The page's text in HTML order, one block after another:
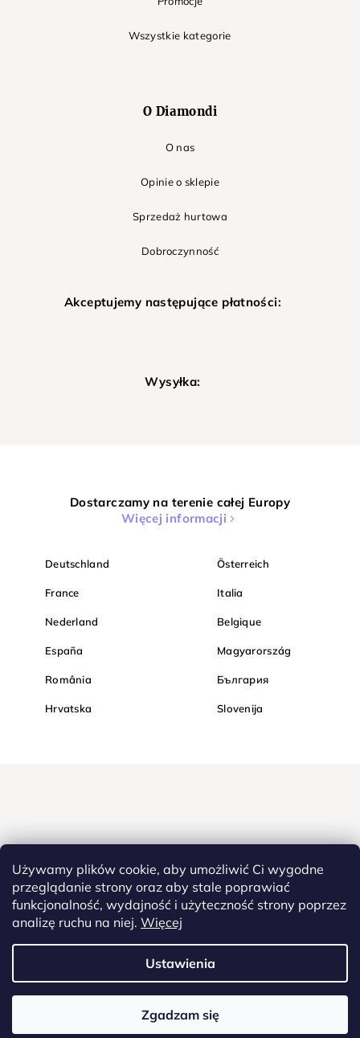
Używamy plików cookie, aby umożliwić Ci wygodne
przeglądanie strony oraz aby stale poprawiać
funkcjonalność, wydajność i użyteczność strony poprzez
analizę ruchu na niej. Więcej
Ustawienia
Zgadzam się
Wszystkie kategorie
O Diamondi
O nas
Opinie o sklepie
Sprzedaż hurtowa
Dobroczynność
Akceptujemy następujące płatności:
Wysyłka:
Dostarczamy na terenie całej Europy
Więcej informacji
Deutschland Österreich
France Italia
Nederland Belgique
España Magyarország
România България
Hrvatska Slovenija
Kupuj bezpiecznie w Diamondi. Dzięki protokołowi HTTPS Twoje
poufne dane są całkowicie bezpieczne - wszystkie informacje
postaci.
Diamondi. Wszelkie prawa zastrzeżone. |
Diamentowe malowanie, Westlogic - FROGMAN - ID 22074, ul. Stawowa
91, 43-400 Cieszyn